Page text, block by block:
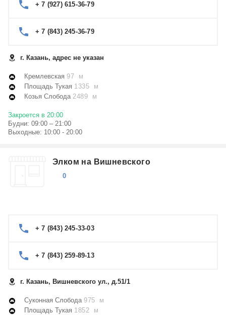
+ 7 (927) 615-36-79
+ 7 (843) 245-36-79
г. Казань, адрес не указан
Кремлевская 97 м
Площадь Тукая 1335 м
Козья Слобода2489 м
Закроется в 20:00
Будни: 09:00 – 21:00
Выходные: 10:00 - 20:00
Элком на Вишневского
0
+ 7 (843) 245-33-03
+ 7 (843) 259-89-13
г. Казань, Вишневского ул., д.51/1
Суконная Слобода975 м
Площадь Тукая 1852 м